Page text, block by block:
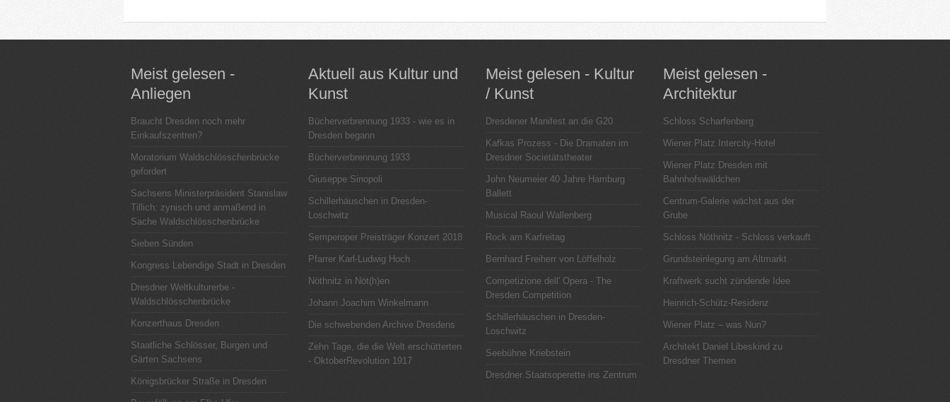
Meist gelesen -
Anliegen
Braucht Dresden noch mehr
Einkaufszentren?
Moratorium Waldschlösschenbrücke
gefordert
Sachsens Ministerpräsident Stanislaw
Tillich: zynisch und anmaßend in
Sache Waldschlösschenbrücke
Sieben Sünden
Kongress Lebendige Stadt in Dresden
Dresdner Weltkulturerbe -
Waldschlösschenbrücke
Konzerthaus Dresden
Staatliche Schlösser, Burgen und
Gärten Sachsens
Königsbrücker Straße in Dresden
Aktuell aus Kultur und
Kunst
Bücherverbrennung 1933 - wie es in
Dresden begann
Bücherverbrennung 1933
Giuseppe Sinopoli
Schillerhäuschen in Dresden-
Loschwitz
Semperoper Preisträger Konzert 2018
Pfarrer Karl-Ludwig Hoch
Nöthnitz in Nöt(h)en
Johann Joachim Winkelmann
Die schwebenden Archive Dresdens
Zehn Tage, die die Welt erschütterten
- OktoberRevolution 1917
Meist gelesen - Kultur
/ Kunst
Dresdener Manifest an die G20
Kafkas Prozess - Die Dramaten im
Dresdner Societätstheater
John Neumeier 40 Jahre Hamburg
Ballett
Musical Raoul Wallenberg
Rock am Karfreitag
Bernhard Freiherr von Löffelholz
Competizione dell' Opera - The
Dresden Competition
Schillerhäuschen in Dresden-
Loschwitz
Seebühne Kriebstein
Dresdner Staatsoperette ins Zentrum
Meist gelesen -
Architektur
Schloss Scharfenberg
Wiener Platz Intercity-Hotel
Wiener Platz Dresden mit
Bahnhofswäldchen
Centrum-Galerie wächst aus der
Grube
Schloss Nöthnitz - Schloss verkauft
Grundsteinlegung am Altmarkt
Kraftwerk sucht zündende Idee
Heinrich-Schütz-Residenz
Wiener Platz – was Nun?
Architekt Daniel Libeskind zu
Dresdner Themen